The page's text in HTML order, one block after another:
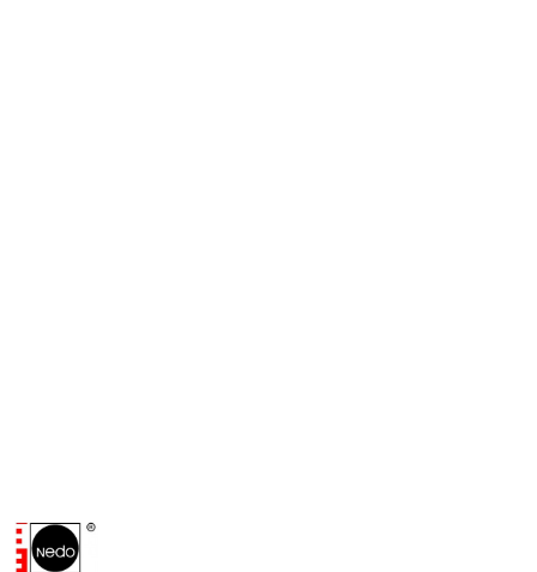
NAZWA
PRODUCENTA:
NEDO